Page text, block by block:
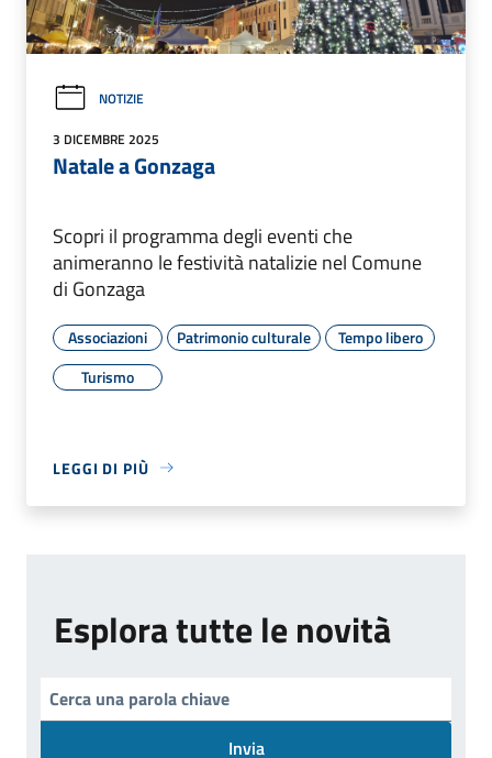
NOTIZIE
3 DICEMBRE 2025
Natale a Gonzaga
Scopri il programma degli eventi che
animeranno le festività natalizie nel Comune
di Gonzaga
Associazioni Patrimonio culturale
Tempo libero
Turismo
LEGGI DI PIÙ
Esplora tutte le novità
Invia